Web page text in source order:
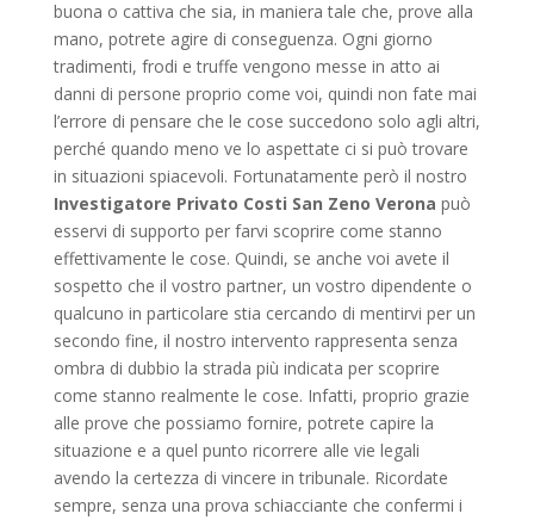
buona o cattiva che sia, in maniera tale che, prove alla
mano, potrete agire di conseguenza. Ogni giorno
tradimenti, frodi e truffe vengono messe in atto ai
danni di persone proprio come voi, quindi non fate mai
l’errore di pensare che le cose succedono solo agli altri,
perché quando meno ve lo aspettate ci si può trovare
in situazioni spiacevoli. Fortunatamente però il nostro
Investigatore Privato Costi San Zeno Verona può
esservi di supporto per farvi scoprire come stanno
effettivamente le cose. Quindi, se anche voi avete il
sospetto che il vostro partner, un vostro dipendente o
qualcuno in particolare stia cercando di mentirvi per un
secondo fine, il nostro intervento rappresenta senza
ombra di dubbio la strada più indicata per scoprire
come stanno realmente le cose. Infatti, proprio grazie
alle prove che possiamo fornire, potrete capire la
situazione e a quel punto ricorrere alle vie legali
avendo la certezza di vincere in tribunale. Ricordate
sempre, senza una prova schiacciante che confermi i